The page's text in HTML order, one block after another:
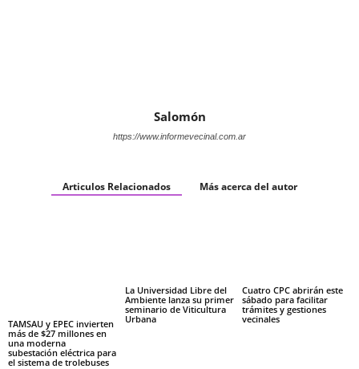
Salomón
https://www.informevecinal.com.ar
Articulos Relacionados Más acerca del autor
TAMSAU y EPEC invierten
más de $27 millones en
una moderna
subestación eléctrica para
el sistema de trolebuses
La Universidad Libre del
Ambiente lanza su primer
seminario de Viticultura
Urbana
Cuatro CPC abrirán este
sábado para facilitar
trámites y gestiones
vecinales